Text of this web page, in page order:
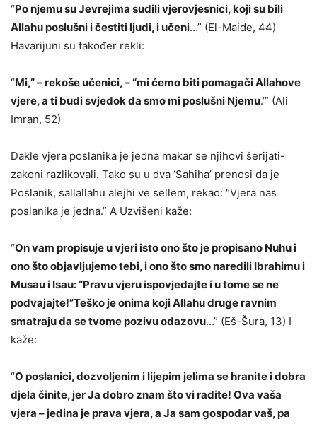
“Po njemu su Jevrejima sudili vjerovjesnici, koji su bili
Allahu poslušni i čestiti ljudi, i učeni…” (El-Maide, 44)
Havarijuni su također rekli:
“Mi,” – rekoše učenici, – “mi ćemo biti pomagači Allahove
vjere, a ti budi svjedok da smo mi poslušni Njemu.’” (Ali
Imran, 52)
Dakle vjera poslanika je jedna makar se njihovi šerijati-
zakoni razlikovali. Tako su u dva ‘Sahiha’ prenosi da je
Poslanik, sallallahu alejhi ve sellem, rekao: “Vjera nas
poslanika je jedna.” A Uzvišeni kaže:
“On vam propisuje u vjeri isto ono što je propisano Nuhu i
ono što objavljujemo tebi, i ono što smo naredili Ibrahimu i
Musau i Isau: “Pravu vjeru ispovjedajte i u tome se ne
podvajajte!”Teško je onima koji Allahu druge ravnim
smatraju da se tvome pozivu odazovu…” (Eš-Šura, 13) I
kaže:
“O poslanici, dozvoljenim i lijepim jelima se hranite i dobra
djela činite, jer Ja dobro znam što vi radite! Ova vaša
vjera – jedina je prava vjera, a Ja sam gospodar vaš, pa